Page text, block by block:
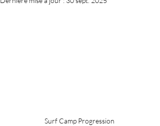
Surf Camp Progression